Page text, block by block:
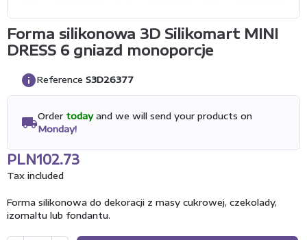
Forma silikonowa 3D Silikomart MINI
DRESS 6 gniazd monoporcje
infoReference S3D26377
local_shippingOrder todayand we will send your products on
Monday!
PLN102.73
Tax included
Forma silikonowa do dekoracji z masy cukrowej, czekolady,
izomaltu lub fondantu.